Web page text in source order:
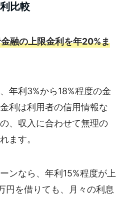
比較
融の上限金利を年20%ま
年利3%から18%程度の金
利は利用者の信用情報な
、収入に合わせて無理の
ます。
ンなら、年利15%程度が上
円を借りても、月々の利息